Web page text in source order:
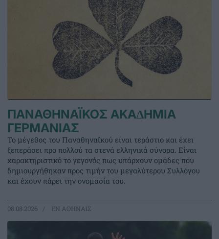
ΠΑΝΑΘΗΝΑΪΚΟΣ ΑΚΑ∆ΗΜΙΑ
ΓΕΡΜΑΝΙΑΣ
Το μέγεθος του Παναθηναϊκού είναι τεράστιο και έχει
ξεπεράσει προ πολλού τα στενά ελληνικά σύνορα. Είναι
χαρακτηριστικό το γεγονός πως υπάρχουν ομάδες που
δημιουργήθηκαν προς τιμήν του μεγαλύτερου Συλλόγου
και έχουν πάρει την ονομασία του.
08.08.2026 EΝ ΑΘΗΝΑΙΣ